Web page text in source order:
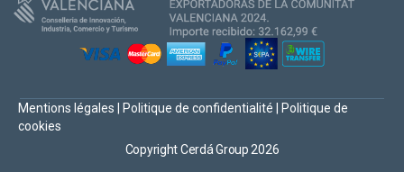
Copyright Cerdá Group 2026
Mentions légales Politique de confidentialité
Politique de
cookies